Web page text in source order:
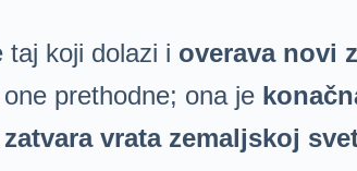
taj koji dolazi i overava novi
prethodne; ona je
zatvara vrata zemaljskoj